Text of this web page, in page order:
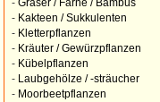
- Gräser / Farne / Bambus
- Kakteen / Sukkulenten
- Kletterpflanzen
- Kräuter / Gewürzpflanzen
- Kübelpflanzen
-
Laubgehölze / -sträucher
- Moorbeetpflanzen